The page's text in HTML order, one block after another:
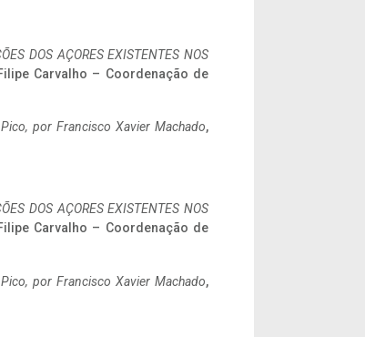
DOS AÇORES EXISTENTES NOS
Carvalho – Coordenação de
por Francisco Xavier Machado,
DOS AÇORES EXISTENTES NOS
Carvalho – Coordenação de
por Francisco Xavier Machado,